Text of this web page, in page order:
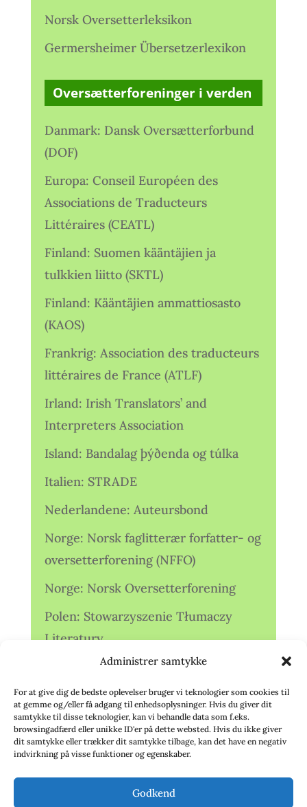
Administrer samtykke
For at give dig de bedste oplevelser bruger vi teknologier som cookies til
at gemme og/eller få adgang til enhedsoplysninger. Hvis du giver dit
samtykke til disse teknologier, kan vi behandle data som f.eks.
browsingadfærd eller unikke ID'er på dette websted. Hvis du ikke giver
dit samtykke eller trækker dit samtykke tilbage, kan det have en negativ
indvirkning på visse funktioner og egenskaber.
Godkend
Norsk Oversetterleksikon
Germersheimer Übersetzerlexikon
Oversætterforeninger i verden
Danmark: Dansk Oversætterforbund
(DOF)
Europa: Conseil Européen des
Associations de Traducteurs
Littéraires (CEATL)
Finland: Suomen kääntäjien ja
tulkkien liitto (SKTL)
Finland: Kääntäjien ammattiosasto
(KAOS)
Frankrig: Association des traducteurs
littéraires de France (ATLF)
Irland: Irish Translators’ and
Interpreters Association
Island: Bandalag þýðenda og túlka
Italien: STRADE
Nederlandene: Auteursbond
Norge: Norsk faglitterær forfatter- og
oversetterforening (NFFO)
Norge: Norsk Oversetterforening
Polen: Stowarzyszenie Tłumaczy
Literatury
Storbritannien: Translators
Association (TA)
Sverige: Översättarsektionen (Ö.)
Sverige: Översättarcentrum (ÖC)
deutschsprachiger Übersetzer (VdÜ)